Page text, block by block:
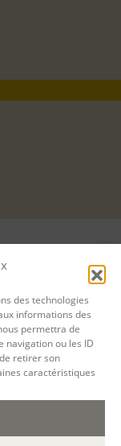
des technologies
informations des
permettra de
navigation ou les ID
retirer son
caractéristiques